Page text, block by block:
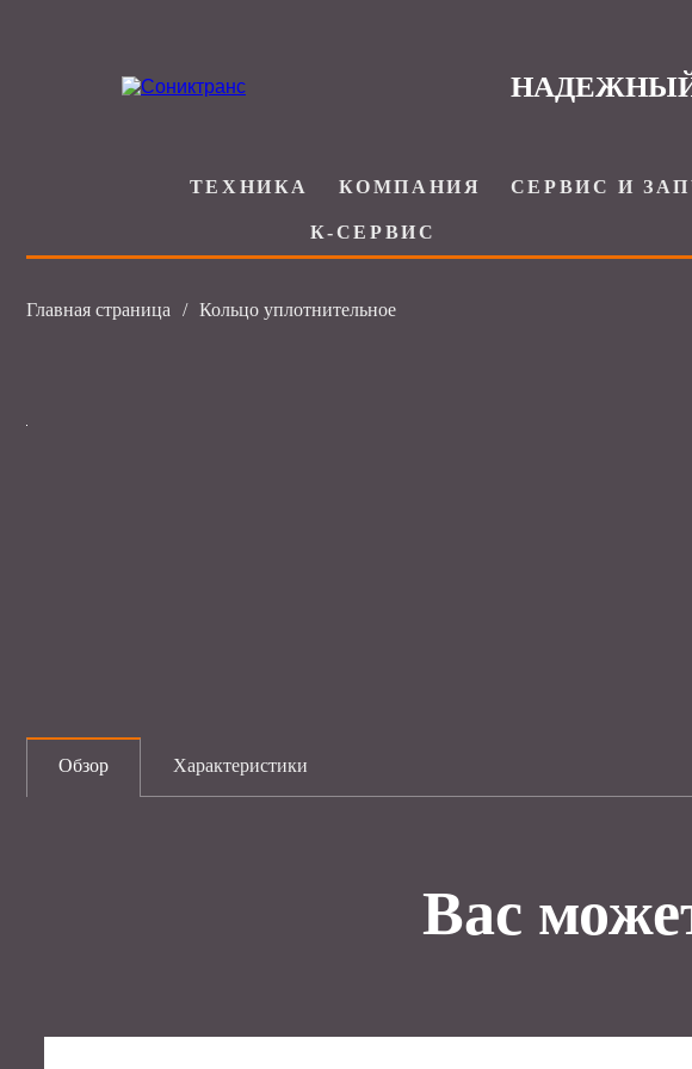
ТЕХНИКА КОМПАНИЯ СЕРВИС И
К-СЕРВИС
Главная страница / Кольцо уплотнительное
Обзор Характеристики
Вас